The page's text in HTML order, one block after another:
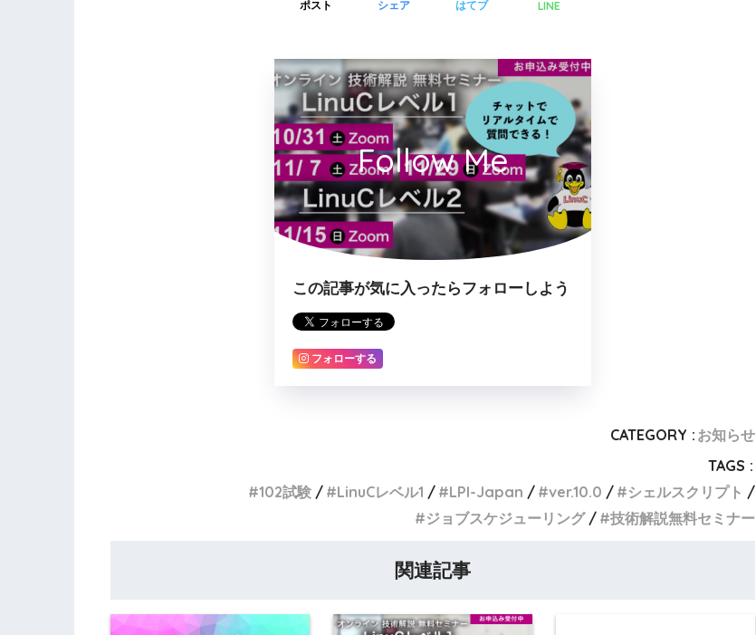
ポスト シェア はてブ LINE
Follow Me
この記事が気に入ったらフォローしよう
フォローする
CATEGORY : お知らせ
TAGS :
102試験
LinuCレベル1 LPI-Japan ver.10.0
シェルスクリプト
ジョブスケジューリング
技術解説無料セミナー
関連記事